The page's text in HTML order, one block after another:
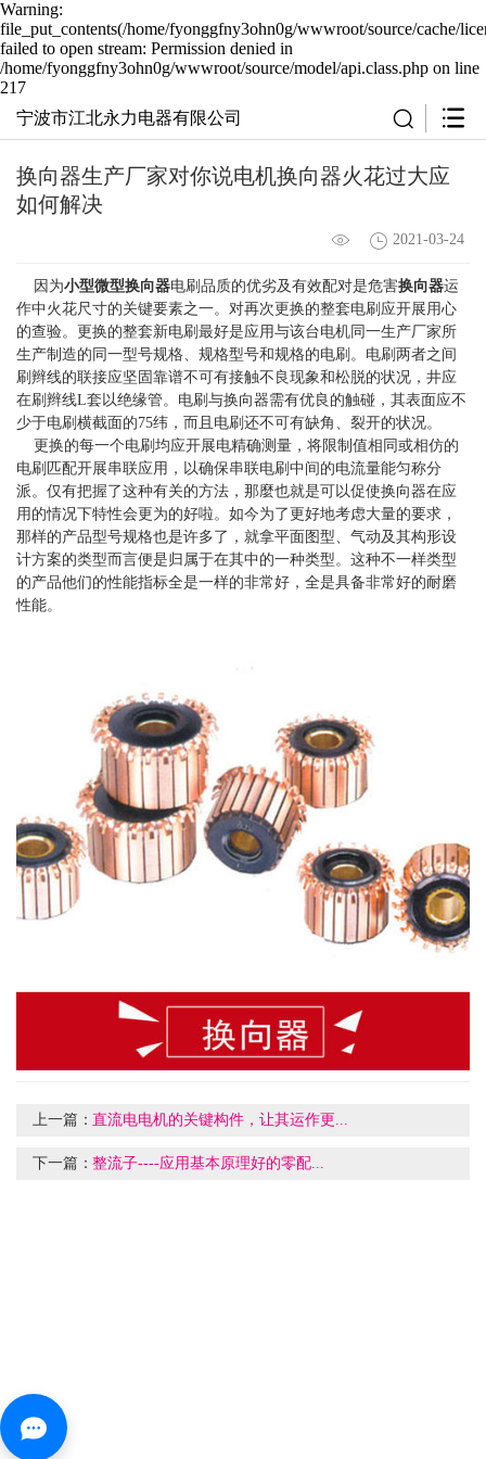
Warning:
file_put_contents(/home/fyonggfny3ohn0g/wwwroot/source/cache/
failed to open stream: Permission denied in
/home/fyonggfny3ohn0g/wwwroot/source/model/api.class.php on line
217
宁波市江北永力电器有限公司
换向器生产厂家对你说电机换向器火花过大应
如何解决
2021-03-24
因为小型微型换向器电刷品质的优劣及有效配对是危害换向器运
作中火花尺寸的关键要素之一。对再次更换的整套电刷应开展用心
的查验。更换的整套新电刷最好是应用与该台电机同一生产厂家所
生产制造的同一型号规格、规格型号和规格的电刷。电刷两者之间
刷辫线的联接应坚固靠谱不可有接触不良现象和松脱的状况，井应
在刷辫线L套以绝缘管。电刷与换向器需有优良的触碰，其表面应不
少于电刷横截面的75纬，而且电刷还不可有缺角、裂开的状况。
更换的每一个电刷均应开展电精确测量，将限制值相同或相仿的
电刷匹配开展串联应用，以确保串联电刷中间的电流量能匀称分
派。仅有把握了这种有关的方法，那麼也就是可以促使换向器在应
用的情况下特性会更为的好啦。如今为了更好地考虑大量的要求，
那样的产品型号规格也是许多了，就拿平面图型、气动及其构形设
计方案的类型而言便是归属于在其中的一种类型。这种不一样类型
的产品他们的性能指标全是一样的非常好，全是具备非常好的耐磨
性能。
上一篇：直流电电机的关键构件，让其运作更...
下一篇：整流子----应用基本原理好的零配...